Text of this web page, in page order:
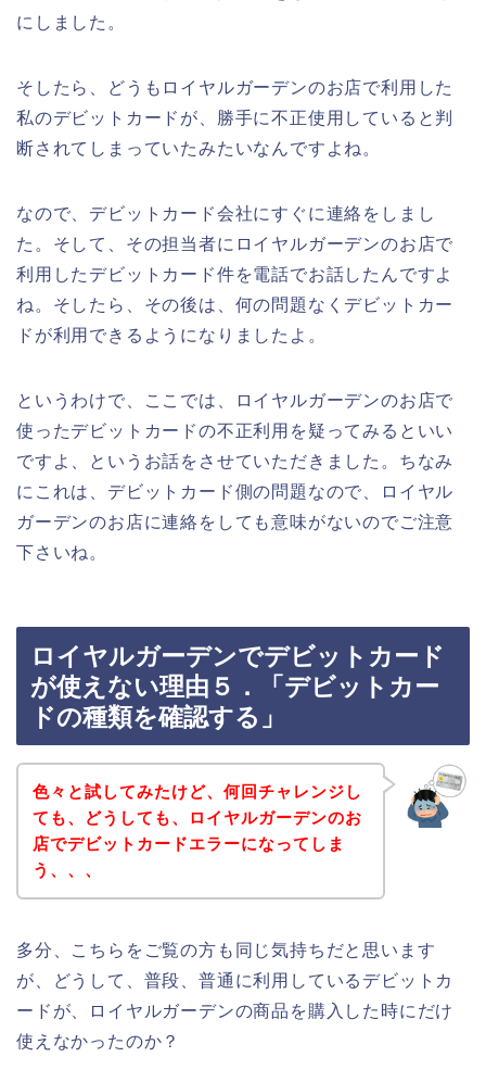
にしました。
そしたら、どうもロイヤルガーデンのお店で利用した
私のデビットカードが、勝手に不正使用していると判
断されてしまっていたみたいなんですよね。
なので、デビットカード会社にすぐに連絡をしまし
た。そして、その担当者にロイヤルガーデンのお店で
利用したデビットカード件を電話でお話したんですよ
ね。そしたら、その後は、何の問題なくデビットカー
ドが利用できるようになりましたよ。
というわけで、ここでは、ロイヤルガーデンのお店で
使ったデビットカードの不正利用を疑ってみるといい
ですよ、というお話をさせていただきました。ちなみ
にこれは、デビットカード側の問題なので、ロイヤル
ガーデンのお店に連絡をしても意味がないのでご注意
下さいね。
ロイヤルガーデンでデビットカード
が使えない理由５．「デビットカー
ドの種類を確認する」
色々と試してみたけど、何回チャレンジし
ても、どうしても、ロイヤルガーデンのお
店でデビットカードエラーになってしま
う、、、
多分、こちらをご覧の方も同じ気持ちだと思います
が、どうして、普段、普通に利用しているデビットカ
ードが、ロイヤルガーデンの商品を購入した時にだけ
使えなかったのか？